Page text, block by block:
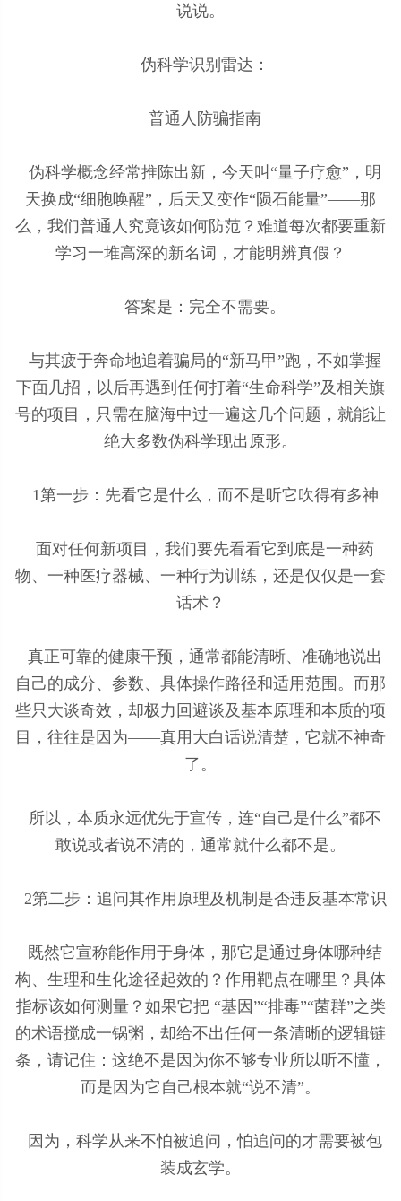
说说。
伪科学识别雷达：
普通人防骗指南
伪科学概念经常推陈出新，今天叫“量子疗愈”，明
天换成“细胞唤醒”，后天又变作“陨石能量”——那
么，我们普通人究竟该如何防范？难道每次都要重新
学习一堆高深的新名词，才能明辨真假？
答案是：完全不需要。
与其疲于奔命地追着骗局的“新马甲”跑，不如掌握
下面几招，以后再遇到任何打着“生命科学”及相关旗
号的项目，只需在脑海中过一遍这几个问题，就能让
绝大多数伪科学现出原形。
1第一步：先看它是什么，而不是听它吹得有多神
面对任何新项目，我们要先看看它到底是一种药
物、一种医疗器械、一种行为训练，还是仅仅是一套
话术？
真正可靠的健康干预，通常都能清晰、准确地说出
自己的成分、参数、具体操作路径和适用范围。而那
些只大谈奇效，却极力回避谈及基本原理和本质的项
目，往往是因为——真用大白话说清楚，它就不神奇
了。
所以，本质永远优先于宣传，连“自己是什么”都不
敢说或者说不清的，通常就什么都不是。
2第二步：追问其作用原理及机制是否违反基本常识
既然它宣称能作用于身体，那它是通过身体哪种结
构、生理和生化途径起效的？作用靶点在哪里？具体
指标该如何测量？如果它把 “基因”“排毒”“菌群”之类
的术语搅成一锅粥，却给不出任何一条清晰的逻辑链
条，请记住：这绝不是因为你不够专业所以听不懂，
而是因为它自己根本就“说不清”。
因为，科学从来不怕被追问，怕追问的才需要被包
装成玄学。